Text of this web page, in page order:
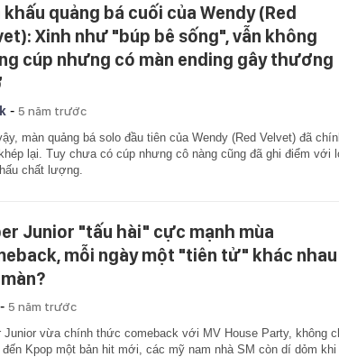
khấu quảng bá cuối của Wendy (Red
Xinh như "búp bê sống", vẫn không
cúp nhưng có màn ending gây thương
- 5 năm trước
màn quảng bá solo đầu tiên của Wendy (Red Velvet) đã
lại. Tuy chưa có cúp nhưng cô nàng cũng đã ghi điểm với
chất lượng.
Junior "tấu hài" cực mạnh mùa
mỗi ngày một "tiên tử" khác nhau
- 5 năm trước
Junior vừa chính thức comeback với MV House Party, không
đến Kpop một bản hit mới, các mỹ nam nhà SM còn dí dỏm khi